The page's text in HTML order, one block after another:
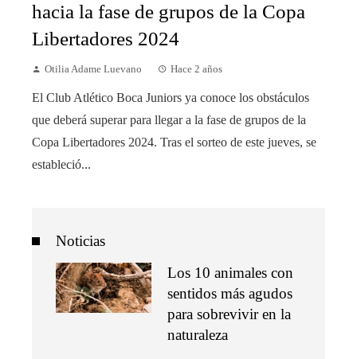
hacia la fase de grupos de la Copa
Libertadores 2024
Otilia Adame Luevano Hace 2 años
El Club Atlético Boca Juniors ya conoce los obstáculos
que deberá superar para llegar a la fase de grupos de la
Copa Libertadores 2024. Tras el sorteo de este jueves, se
estableció...
Noticias
Los 10 animales con
sentidos más agudos
para sobrevivir en la
naturaleza